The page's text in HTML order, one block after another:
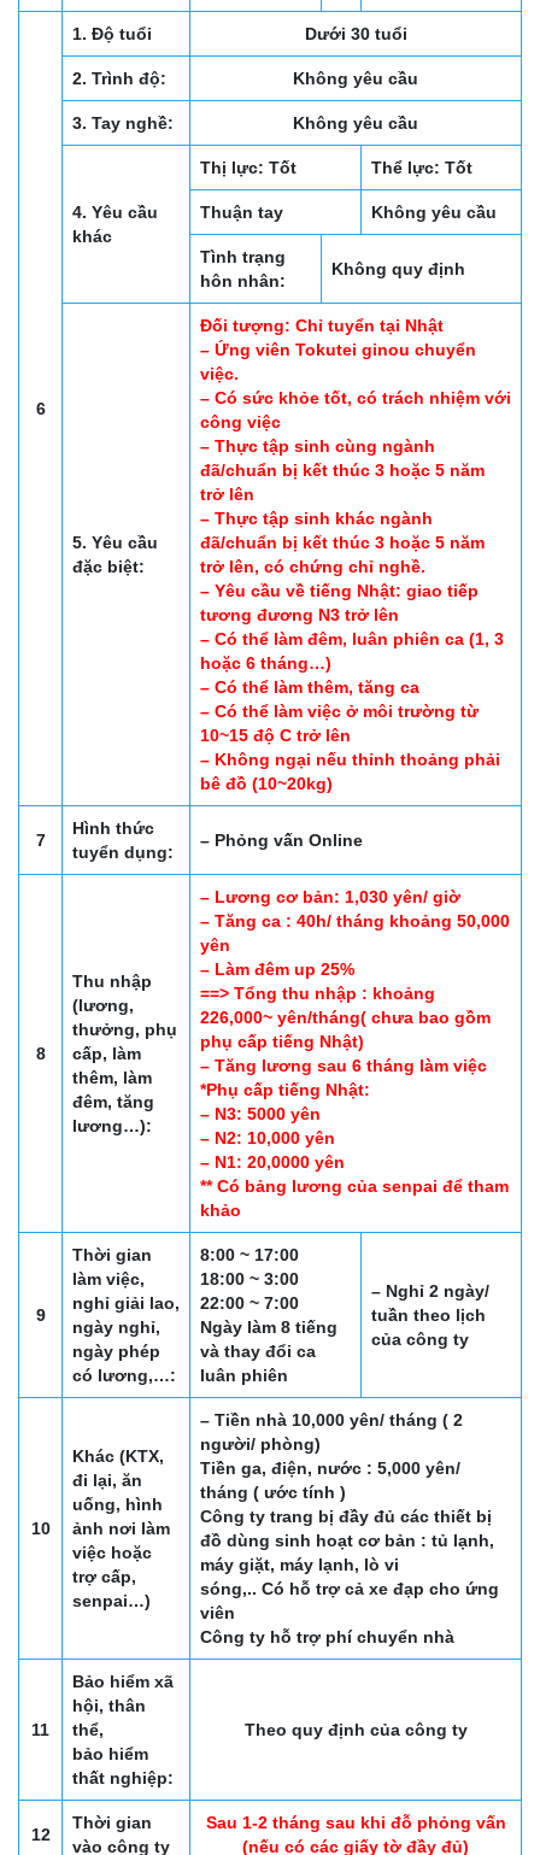
6
1. Độ tuổi Dưới 30 tuổi
2. Trình độ: Không yêu cầu
3. Tay nghề: Không yêu cầu
4. Yêu cầu
khác
Thị lực: Tốt Thể lực: Tốt
Thuận tay Không yêu cầu
Tình trạng
hôn nhân:
Không quy định
5. Yêu cầu
đặc biệt:
Đối tượng: Chỉ tuyển tại Nhật
– Ứng viên Tokutei ginou chuyển
việc.
– Có sức khỏe tốt, có trách nhiệm với
công việc
– Thực tập sinh cùng ngành
đã/chuẩn bị kết thúc 3 hoặc 5 năm
trở lên
– Thực tập sinh khác ngành
đã/chuẩn bị kết thúc 3 hoặc 5 năm
trở lên, có chứng chỉ nghề.
– Yêu cầu về tiếng Nhật: giao tiếp
tương đương N3 trở lên
– Có thể làm đêm, luân phiên ca (1, 3
hoặc 6 tháng…)
– Có thể làm thêm, tăng ca
– Có thể làm việc ở môi trường từ
10~15 độ C trở lên
– Không ngại nếu thỉnh thoảng phải
bê đồ (10~20kg)
7
Hình thức
tuyển dụng:
– Phỏng vấn Online
8
Thu nhập
(lương,
thưởng, phụ
cấp, làm
thêm, làm
đêm, tăng
lương…):
– Lương cơ bản: 1,030 yên/ giờ
– Tăng ca : 40h/ tháng khoảng 50,000
yên
– Làm đêm up 25%
==> Tổng thu nhập : khoảng
226,000~ yên/tháng( chưa bao gồm
phụ cấp tiếng Nhật)
– Tăng lương sau 6 tháng làm việc
*Phụ cấp tiếng Nhật:
– N3: 5000 yên
– N2: 10,000 yên
– N1: 20,0000 yên
** Có bảng lương của senpai để tham
khảo
9
Thời gian
làm việc,
nghỉ giải lao,
ngày nghỉ,
ngày phép
có lương,…:
8:00 ~ 17:00
18:00 ~ 3:00
22:00 ~ 7:00
Ngày làm 8 tiếng
và thay đổi ca
luân phiên
– Nghỉ 2 ngày/
tuần theo lịch
của công ty
10
Khác (KTX,
đi lại, ăn
uống, hình
ảnh nơi làm
việc hoặc
trợ cấp,
senpai…)
– Tiền nhà 10,000 yên/ tháng ( 2
người/ phòng)
Tiền ga, điện, nước : 5,000 yên/
tháng ( ước tính )
Công ty trang bị đầy đủ các thiết bị
đồ dùng sinh hoạt cơ bản : tủ lạnh,
máy giặt, máy lạnh, lò vi
sóng,.. Có hỗ trợ cả xe đạp cho ứng
viên
Công ty hỗ trợ phí chuyển nhà
11
Bảo hiểm xã
hội, thân
thể,
bảo hiểm
thất nghiệp:
Theo quy định của công ty
12
Thời gian
vào công ty
Sau 1-2 tháng sau khi đỗ phỏng vấn
(nếu có các giấy tờ đầy đủ)